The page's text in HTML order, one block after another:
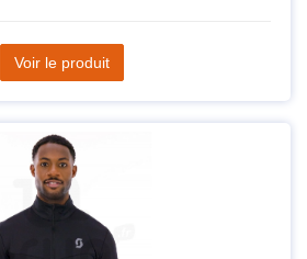
Voir le produit